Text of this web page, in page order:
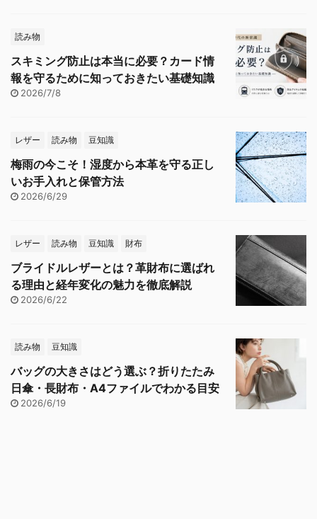
読み物
スキミング防止は本当に必要？カード情
報を守るために知っておきたい基礎知識
2026/7/8
レザー 読み物 豆知識
梅雨の今こそ！湿度から本革を守る正し
いお手入れと保管方法
2026/6/29
レザー 読み物 豆知識 財布
ブライドルレザーとは？革財布に選ばれ
る理由と経年変化の魅力を徹底解説
2026/6/22
読み物 豆知識
バッグの大きさはどう選ぶ？折りたたみ
日傘・長財布・A4ファイルでわかる目安
2026/6/19